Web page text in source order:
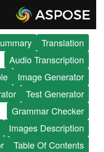
Translation
Audio Transcription
Image Generator
Test Generator
Grammar Checker
Images Description
Table Of Contents